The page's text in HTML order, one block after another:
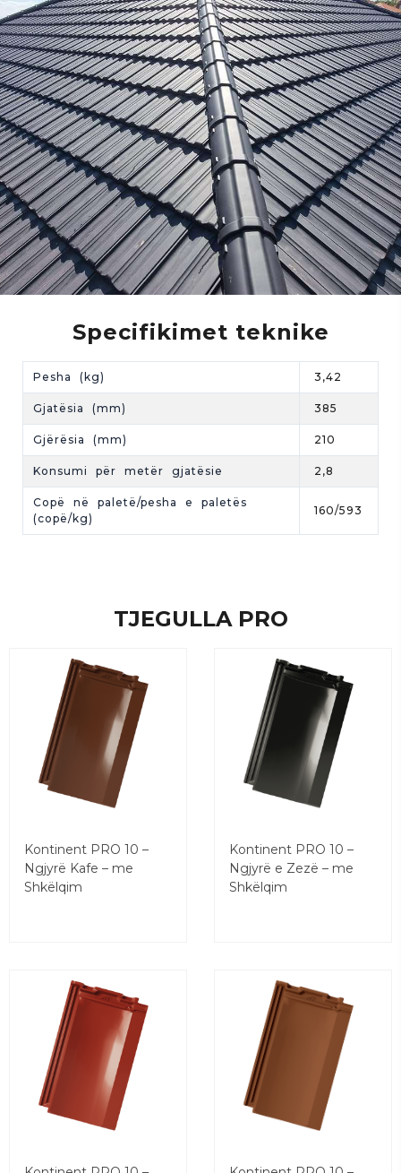
Specifikimet teknike
Pesha (kg) 3,42
Gjatësia (mm) 385
Gjërësia (mm) 210
Konsumi për metër gjatësie 2,8
Copë në paletë/pesha e paletës
(copë/kg)
160/593
TJEGULLA PRO
Kontinent PRO 10 –
Ngjyrë Kafe – me
Shkëlqim
Kontinent PRO 10 –
Ngjyrë e Zezë – me
Shkëlqim